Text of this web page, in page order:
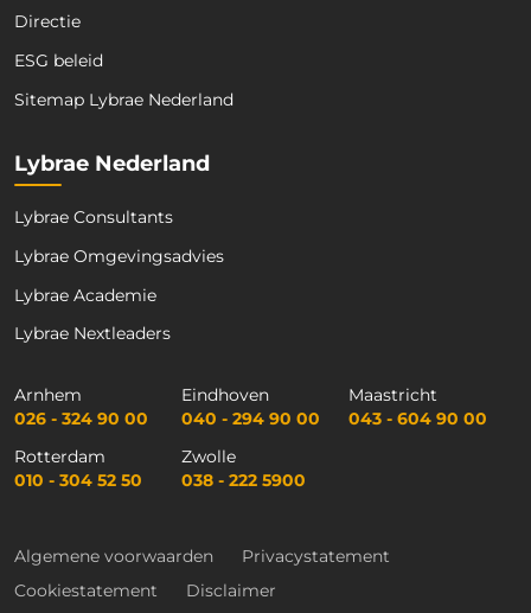
Directie
ESG beleid
Sitemap Lybrae Nederland
Lybrae Nederland
Lybrae Consultants
Lybrae Omgevingsadvies
Lybrae Academie
Lybrae Nextleaders
Arnhem
026 - 324 90 00
Eindhoven
040 - 294 90 00
Maastricht
043 - 604 90 00
Rotterdam
010 - 304 52 50
Zwolle
038 - 222 5900
Algemene voorwaarden
Privacystatement
Cookiestatement
Disclaimer